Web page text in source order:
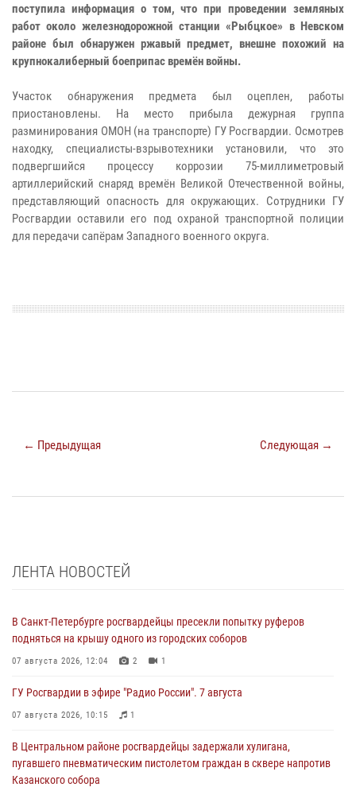
поступила информация о том, что при проведении земляных
работ около железнодорожной станции «Рыбцкое» в Невском
районе был обнаружен ржавый предмет, внешне похожий на
крупнокалиберный боеприпас времён войны.
Участок обнаружения предмета был оцеплен, работы
приостановлены. На место прибыла дежурная группа
разминирования ОМОН (на транспорте) ГУ Росгвардии. Осмотрев
находку, специалисты-взрывотехники установили, что это
подвергшийся процессу коррозии 75-миллиметровый
артиллерийский снаряд времён Великой Отечественной войны,
представляющий опасность для окружающих. Сотрудники ГУ
Росгвардии оставили его под охраной транспортной полиции
для передачи сапёрам Западного военного округа.
← Предыдущая Следующая →
ЛЕНТА НОВОСТЕЙ
В Санкт-Петербурге росгвардейцы пресекли попытку руферов
подняться на крышу одного из городских соборов
07 августа 2026, 12:04 2 1
ГУ Росгвардии в эфире "Радио России". 7 августа
07 августа 2026, 10:15 1
В Центральном районе росгвардейцы задержали хулигана,
пугавшего пневматическим пистолетом граждан в сквере напротив
Казанского собора